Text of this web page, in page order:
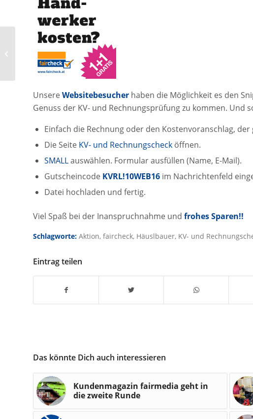
UnsereWebsitebesucher haben die Möglichkeit es den
Genuss der KV- und Rechnungsprüfung zu kommen. Und
Einfach die Rechnung oder den Kostenvoranschlag,
Die Seite KV- und Rechnungscheck öffnen.
SMALLauswählen. Formular ausfüllen (Name, E-Mail).
Gutscheincode KVRL!10WEB16 im Nachrichtenfeld
Datei hochladen und fertig.
Viel Spaß bei der Inanspruchnahme und frohes Sparen!!
Schlagworte: Aktion, faircheck, Häuslbauer, KV- und
Eintrag teilen
Das könnte Dich auch interessieren
Kundenmagazin fairmedia geht in
die zweite Runde
Schiffsgutachten:
faircheck auf Schiffs-